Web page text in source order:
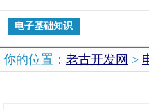
机
电子基础知识
你的位置： 老古开发网 >